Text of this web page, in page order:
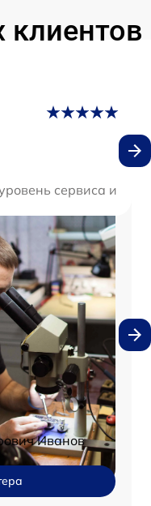
сервиса и
Иванов